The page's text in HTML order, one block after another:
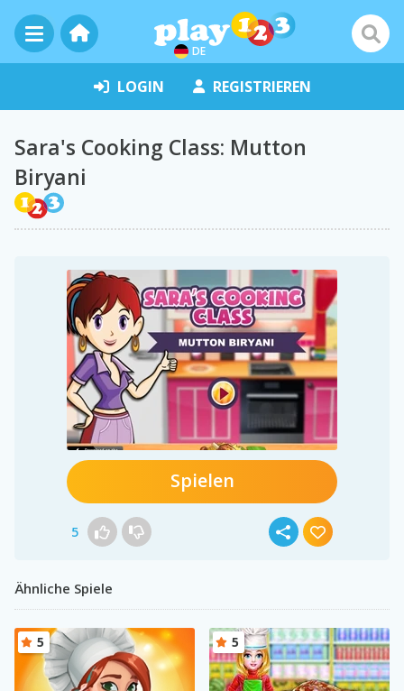
DE
LOGIN REGISTRIEREN
Sara's Cooking Class: Mutton
Biryani
Spielen
5
Ähnliche Spiele
5 5